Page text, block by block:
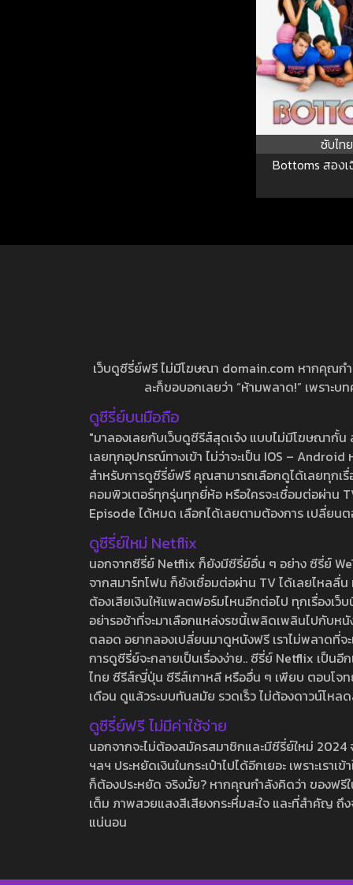
ซับไทย
Bottoms สอง
เว็บดูซีรี่ย์ฟรี ไม่มีโฆษณา domain.com หากคุณก
ละก็ขอบอกเลยว่า “ห้ามพลาด!” เพราะ
ดูซีรี่ย์บนมือถือ
"มาลองเลยกับเว็บดูซีรีส์สุดเจ๋ง แบบไม่มีโฆษณากั้
เลยทุกอุปกรณ์ทางเข้า ไม่ว่าจะเป็น IOS –
สำหรับการดูซีรี่ย์ฟรี คุณสามารถเลือกดูได้เลยทุกเ
คอมพิวเตอร์ทุกรุ่นทุกยี่ห้อ หรือใครจะเชื่อมต่อผ่าน
Episode ได้หมด เลือกได้เลยตามต้องการ เปลี่ยน
ดูซีรี่ย์ใหม่ Netflix
นอกจากซีรี่ย์ Netflix ก็ยังมีซีรี่ย์อื่น ๆ อย่าง ซีรี่ย์
จากสมาร์ทโฟน ก็ยังเชื่อมต่อผ่าน TV ได้เลยไหลลื่
ต้องเสียเงินให้แพลตฟอร์มไหนอีกต่อไป ทุกเรื่องเว็
อย่ารอช้าที่จะมาเลือกแหล่งรชนี้เพลิดเพลินไปกับห
ตลอด อยากลองเปลี่ยนมาดูหนังฟรี เราไม่พลาดที่
การดูซีรี่ย์จะกลายเป็นเรื่องง่าย.. ซีรี่ย์ Netflix เป็น
ไทย ซีรีส์ญี่ปุ่น ซีรีส์เกาหลี หรืออื่น ๆ เพียบ ตอบโจท
เดือน ดูแล้วระบบทันสมัย รวดเร็ว ไม่ต้องดาวน์โห
ดูซีรี่ย์ฟรี ไม่มีค่าใช้จ่าย
นอกจากจะไม่ต้องสมัครสมาชิกและมีซีรี่ย์ใหม่
ฯลฯ ประหยัดเงินในกระเป๋าไปได้อีกเยอะ เพราะเร
ก็ต้องประหยัด จริงมั้ย? หากคุณกำลังคิดว่า ของฟ
เต็ม ภาพสวยแสงสีเสียงกระหึ่มสะใจ และที่สำคัญ
แน่นอน